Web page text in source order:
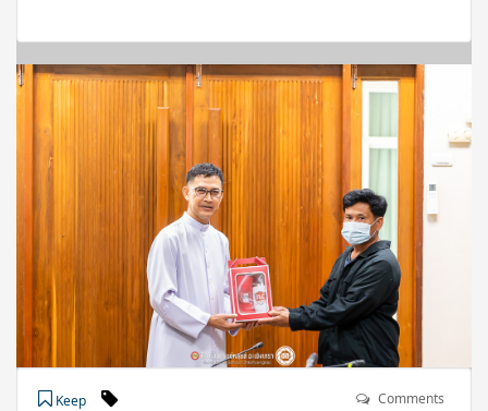
Keep Comments